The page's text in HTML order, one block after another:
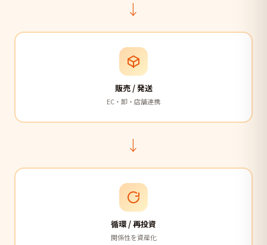
→
販売 / 発送
EC・卸・店舗連携
→
循環 / 再投資
関係性を資産化